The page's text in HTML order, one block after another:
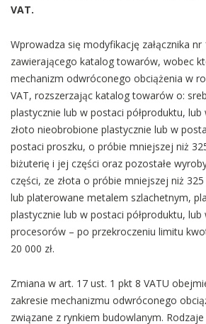
VAT.
Wprowadza się modyfikację załącznika
zawierającego katalog towarów, wobec
mechanizm odwróconego obciążenia w
VAT, rozszerzając katalog towarów o:
plastycznie lub w postaci półproduktu,
złoto nieobrobione plastycznie lub w
postaci proszku, o próbie mniejszej niż
biżuterię i jej części oraz pozostałe
części, ze złota o próbie mniejszej niż
lub platerowane metalem szlachetnym,
plastycznie lub w postaci półproduktu,
procesorów – po przekroczeniu limitu
20 000 zł.
Zmiana w art. 17 ust. 1 pkt 8 VATU
zakresie mechanizmu odwróconego
związane z rynkiem budowlanym.